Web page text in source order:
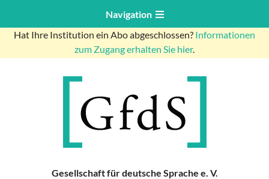
Navigation
Hat Ihre Institution ein Abo abgeschlossen? Informationen
zum Zugang erhalten Sie hier.
Gesellschaft für deutsche Sprache e. V.